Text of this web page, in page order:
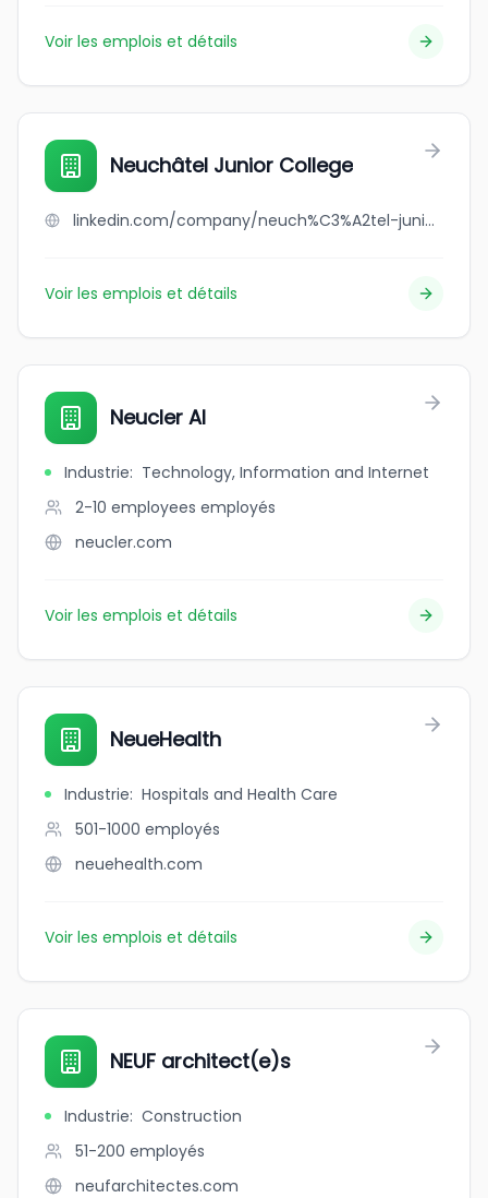
Voir les emplois et détails
Neuchâtel Junior College
linkedin.com/company/neuch%C3%A2tel-junior-college
Voir les emplois et détails
Neucler AI
Industrie: Technology, Information and Internet
2-10 employees employés
neucler.com
Voir les emplois et détails
NeueHealth
Industrie: Hospitals and Health Care
501-1000 employés
neuehealth.com
Voir les emplois et détails
NEUF architect(e)s
Industrie: Construction
51-200 employés
neufarchitectes.com